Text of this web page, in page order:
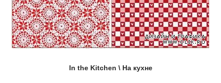
In the Kitchen \ На кухне